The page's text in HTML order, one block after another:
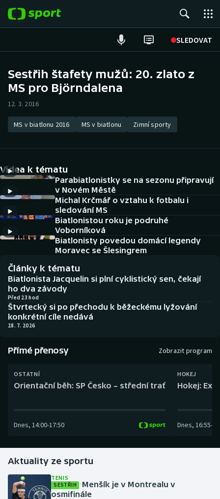
SLEDOVAT
Hokej
Atletika
DALŠÍ SPORTY
Americký fotbal
Baseball a softbal
Biatlon
Boby a skeleton
Box
Curling
Dostihy
Gymnastika
Házená
NEPŘEHLÉDNĚTE
Historické návraty
Aplikace ČT sport
AZ kvíz
Sestřih štafety mužů: 20. zlato z
MS pro Björndalena
12. 3. 2016
MS v biatlonu 2016 MS v biatlonu Zimní sporty
Videa k tématu
Parabiatlonistky se na sezonu připravují
v Novém Městě
Michal Krčmář o vztahu k fotbalu i
sledování MS
Biatlonistou roku je podruhé
Voborníková
Biatlonisty povedou domácí legendy
Moravec se Šlesingrem
Články k tématu
Biatlonista Jacquelin si plní cyklistický sen, čekají
ho dva závody
Před 23 hod
Štvrtecký si po přechodu k běžeckému lyžování
konkrétní cíle nedává
28. 7. 2026
Přímé přenosy Zobrazit program
OSTATNÍ
Orientační běh: SP Česko – střední trať
Dnes, 14:00-17:50
HOKEJ
Hokej:
Dnes, 16:55-
Aktuality ze sportu
TENIS
SESTŘIH
Menšík je v Montrealu v
osmifinále